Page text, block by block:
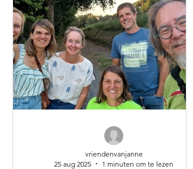
vriendenvanjanne
25 aug 2025
1 minuten om te lezen